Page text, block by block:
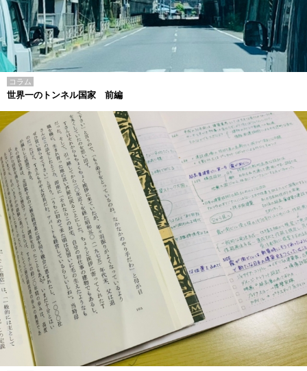
コラム
世界一のトンネル国家 前編